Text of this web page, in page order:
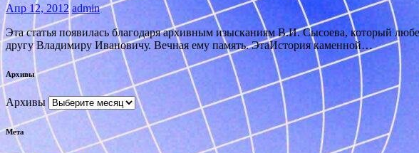
Апр 12, 2012 admin
Эта статья появилась благодаря архивным изысканиям В.И. Сысоева, который
другу Владимиру Ивановичу. Вечная ему память. ЭтаИстория каменной…
Архивы
Архивы
Мета